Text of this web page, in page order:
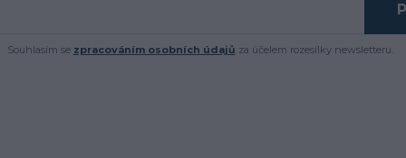
Souhlasím se zpracováním osobních údajů za účelem rozesílky newsletteru.